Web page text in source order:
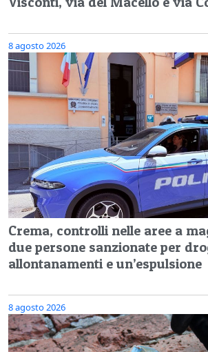
8 agosto 2026
Crema, controlli nelle aree a
due persone sanzionate per
allontanamenti e un’espulsione
8 agosto 2026